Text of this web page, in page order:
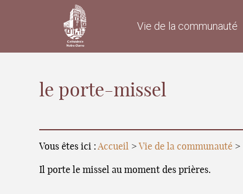
Vie de la communauté
le porte-missel
Vous êtes ici :Accueil >Vie de la communauté >
Il porte le missel au moment des prières.